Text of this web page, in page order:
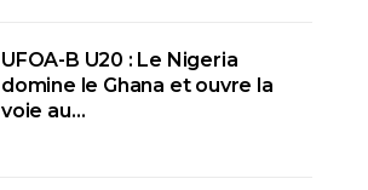
UFOA-B U20 : Le Nigeria
domine le Ghana et ouvre la
voie au…